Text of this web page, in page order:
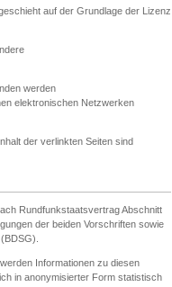
auf der Grundlage der Lizenz
werden
elektronischen Netzwerken
der verlinkten Seiten sind
Rundfunkstaatsvertrag Abschnitt
der beiden Vorschriften sowie
Informationen zu diesen
in anonymisierter Form statistisch